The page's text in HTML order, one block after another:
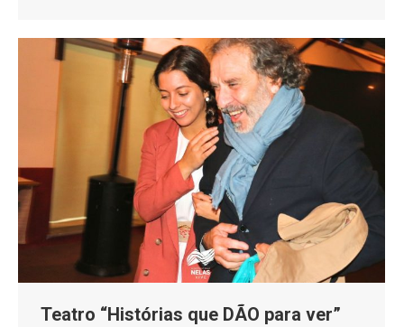
Teatro “Histórias que DÃO para ver”